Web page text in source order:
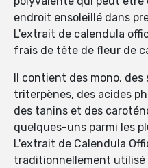
endroit ensoleillé dans
L'extrait de calendula
frais de tête de fleur de
Il contient des mono, des
triterpènes, des acides
des tanins et des
quelques-uns parmi les
L'extrait de Calendula
traditionnellement utilisé